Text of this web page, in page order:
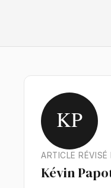
KP
ARTICLE
Kévin